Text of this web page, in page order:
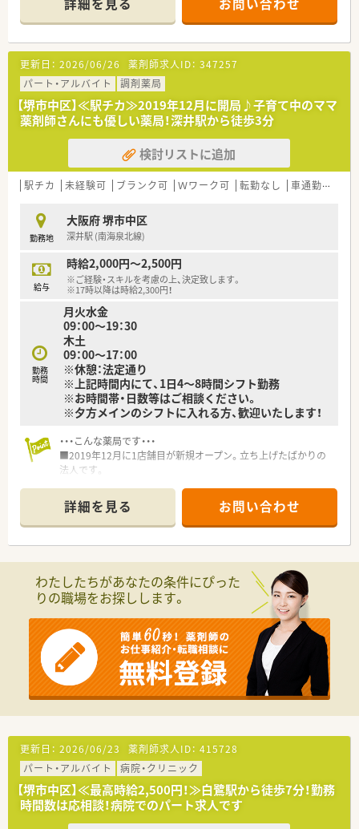
■外来は院外処方のため、入院患者様の調剤・服薬指導がメイン
となります。
■他職種連携も積極的に行っており、医師やコメディカルとの連
携も円滑です。
■20代～50代まで、幅広い年齢層の方が活躍しています。
■新卒を定期的に採用しており、OJTを中心に教育体制も整備さ
れています。また認定資格取得に必要な学会、研修制度も充実し
ています。
更新日： 2026/06/26 薬剤師求人ID： 347257
パート・アルバイト
調剤薬局
【堺市中区】≪駅チカ≫2019年12月に開局♪子育て中のママ
薬剤師さんにも優しい薬局！深井駅から徒歩3分
検討リストに追加
駅チカ 未経験可 ブランク可 Ｗワーク可 転勤なし 車通勤可
勤務地
大阪府 堺市中区
深井駅 (南海泉北線)
給与
時給2,000円～2,500円
※ご経験・スキルを考慮の上、決定致します。
※17時以降は時給2,300円！
勤務
時間
月火水金
09：00～19：30
木土
09：00～17：00
※休憩：法定通り
※上記時間内にて、1日4～8時間シフト勤務
※お時間帯・日数等はご相談ください。
※夕方メインのシフトに入れる方、歓迎いたします！
・・・こんな薬局です・・・
■2019年12月に1店舗目が新規オープン。立ち上げたばかりの
法人です。
役員など、将来的なキャリアパスが豊富です。
■社長は女性で、管理薬剤師として働いておられるため、経営者
との距離が近いです。
■社長自身がお子様もいらっしゃる事から、子育てし易い環境を
詳細を見る お問い合わせ
わたしたちがあなたの条件にぴった
りの職場をお探しします。
更新日： 2026/06/23 薬剤師求人ID： 415728
パート・アルバイト
病院・クリニック
【堺市中区】≪最高時給2,500円！≫白鷺駅から徒歩7分！勤務
時間数は応相談！病院でのパート求人です